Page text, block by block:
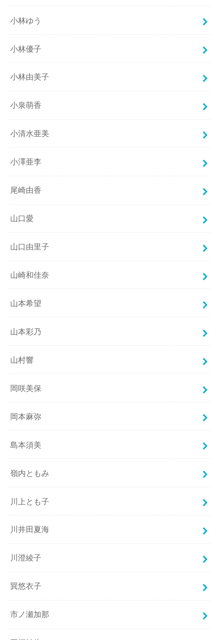
小林ゆう
小林優子
小林由美子
小泉萌香
小清水亜美
小澤亜李
尾崎由香
山口愛
山口由里子
山崎和佳奈
山本希望
山本彩乃
山村響
岡咲美保
岡本麻弥
島本須美
嶺内ともみ
川上とも子
川井田夏海
川澄綾子
巽悠衣子
市ノ瀬加那